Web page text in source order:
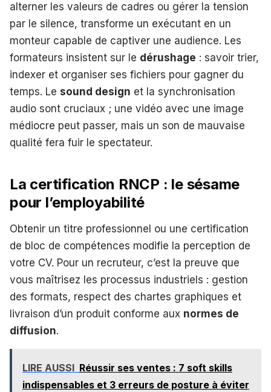
alterner les valeurs de cadres ou gérer la tension
par le silence, transforme un exécutant en un
monteur capable de captiver une audience. Les
formateurs insistent sur le dérushage : savoir trier,
indexer et organiser ses fichiers pour gagner du
temps. Le sound design et la synchronisation
audio sont cruciaux ; une vidéo avec une image
médiocre peut passer, mais un son de mauvaise
qualité fera fuir le spectateur.
La certification RNCP : le sésame
pour l’employabilité
Obtenir un titre professionnel ou une certification
de bloc de compétences modifie la perception de
votre CV. Pour un recruteur, c’est la preuve que
vous maîtrisez les processus industriels : gestion
des formats, respect des chartes graphiques et
livraison d’un produit conforme aux normes de
diffusion.
LIRE AUSSI Réussir ses ventes : 7 soft skills
indispensables et 3 erreurs de posture à éviter